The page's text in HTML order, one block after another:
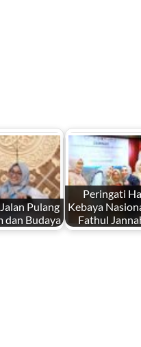
Pulang
dan Budaya
Peringati
Kebaya
Fathul